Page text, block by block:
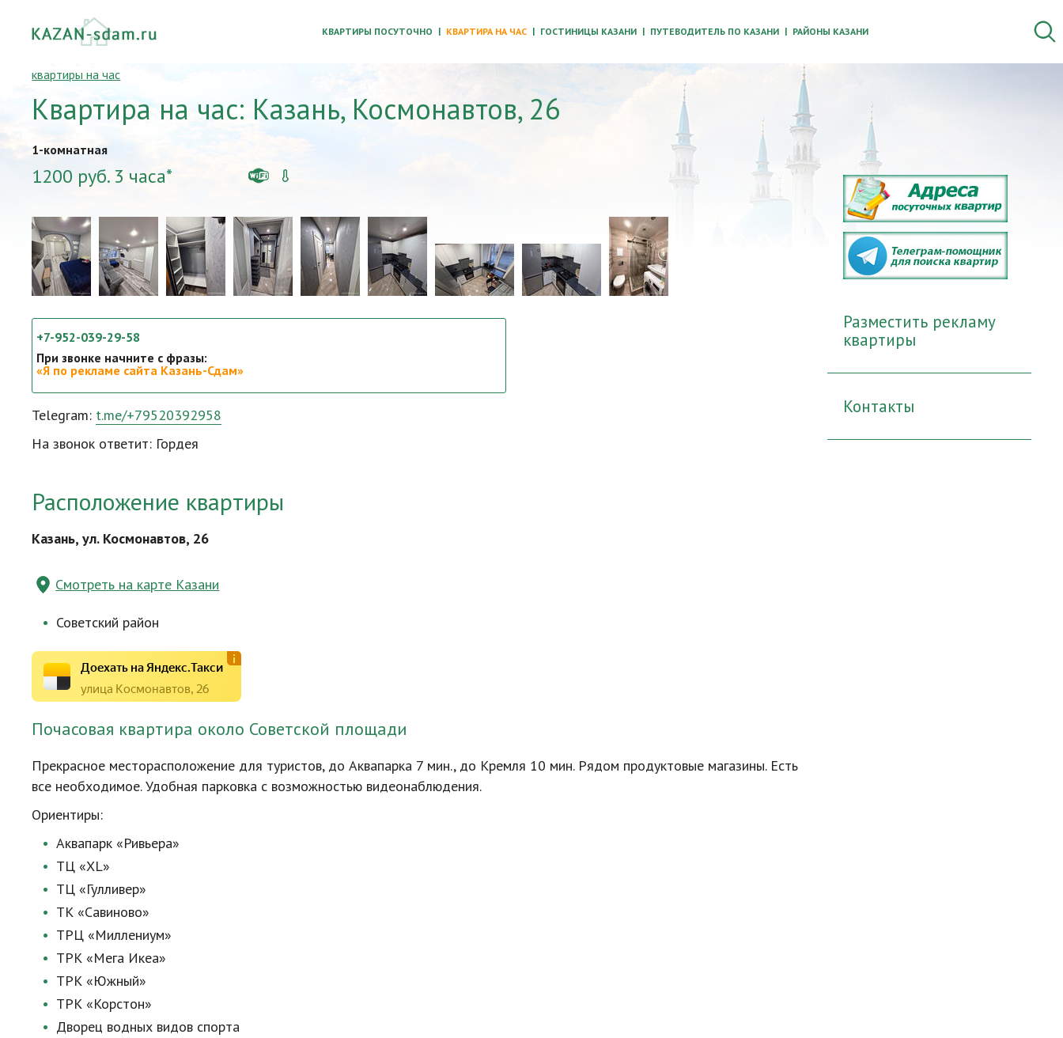
КВАРТИРЫ ПОСУТОЧНО КВАРТИРА НА ЧАС ГОСТИНИЦЫ КАЗАНИ ПУТЕВОДИТЕЛЬ ПО КАЗАНИ РАЙОНЫ КАЗАНИ
квартиры на час
Квартира на час: Казань, Космонавтов, 26
1-комнатная
1200 руб. 3 часа*
+7-952-039-29-58
При звонке начните с фразы:
«Я по рекламе сайта Казань-Сдам»
Telegram: t.me/+79520392958
На звонок ответит: Гордея
Расположение квартиры
Казань, ул. Космонавтов, 26
Смотреть на карте Казани
Советский район
Доехать на Яндекс.Такси
улица Космонавтов, 26
Почасовая квартира около Советской площади
Прекрасное месторасположение для туристов, до Аквапарка 7 мин., до Кремля 10 мин. Рядом продуктовые магазины. Есть
все необходимое. Удобная парковка с возможностью видеонаблюдения.
Ориентиры:
Аквапарк «Ривьера»
ТЦ «XL»
ТЦ «Гулливер»
ТК «Савиново»
ТРЦ «Миллениум»
ТРК «Мега Икеа»
ТРК «Южный»
ТРК «Корстон»
Дворец водных видов спорта
Разместить рекламу
квартиры
Контакты